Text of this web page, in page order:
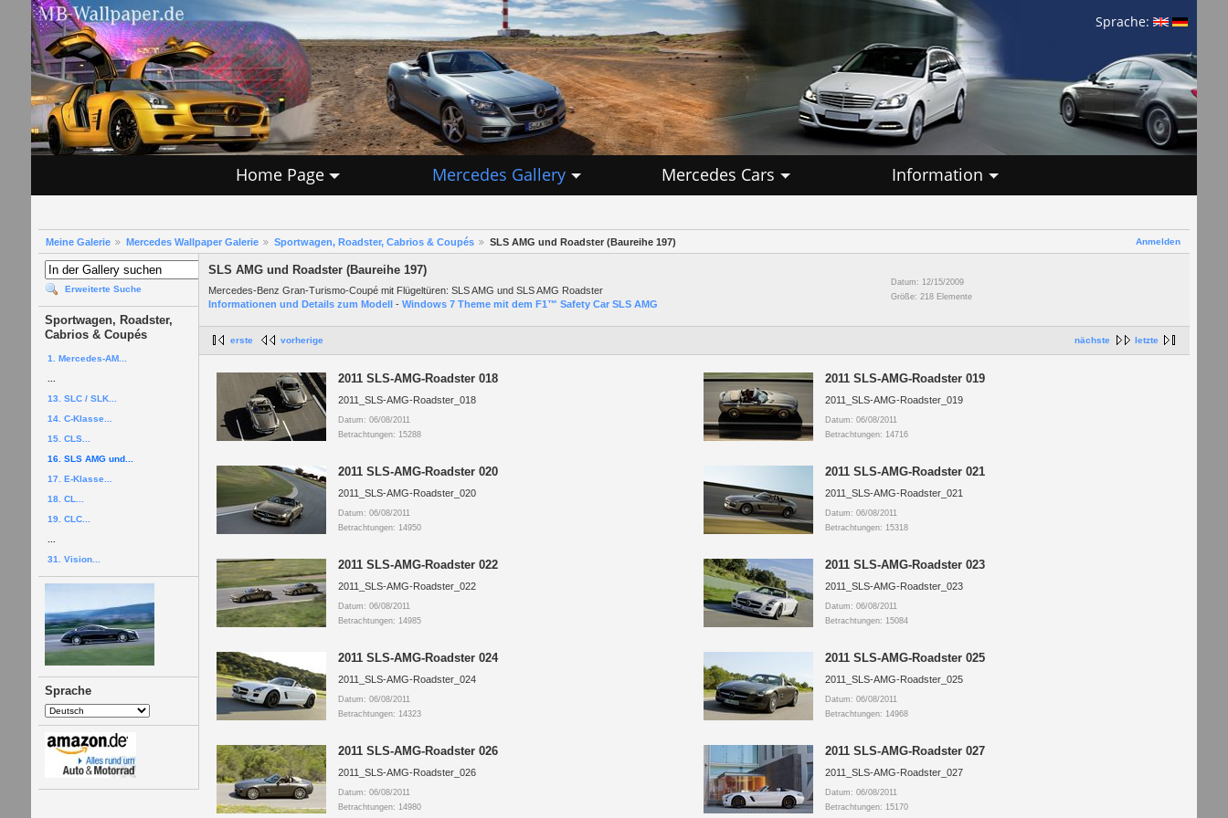
Sprache:
Home Page Mercedes Gallery Mercedes Cars Information
Anmelden
Meine Galerie Mercedes Wallpaper Galerie Sportwagen, Roadster, Cabrios & Coupés SLS AMG und Roadster (Baureihe 197)
Erweiterte Suche
Sportwagen, Roadster,
Cabrios & Coupés
1. Mercedes-AM...
13. SLC / SLK...
14. C-Klasse...
15. CLS...
16. SLS AMG und...
17. E-Klasse...
18. CL...
19. CLC...
31. Vision...
Sprache
SLS AMG und Roadster (Baureihe 197)
Mercedes-Benz Gran-Turismo-Coupé mit Flügeltüren: SLS AMG und SLS AMG Roadster
Informationen und Details zum Modell- Windows 7 Theme mit dem F1™ Safety Car SLS AMG
Datum: 12/15/2009
Größe: 218 Elemente
nächste letzte
erste vorherige
2011 SLS-AMG-Roadster 018
2011_SLS-AMG-Roadster_018
Datum: 06/08/2011
Betrachtungen: 15288
2011 SLS-AMG-Roadster 019
2011_SLS-AMG-Roadster_019
Datum: 06/08/2011
Betrachtungen: 14716
2011 SLS-AMG-Roadster 020
2011_SLS-AMG-Roadster_020
Datum: 06/08/2011
Betrachtungen: 14950
2011 SLS-AMG-Roadster 021
2011_SLS-AMG-Roadster_021
Datum: 06/08/2011
Betrachtungen: 15318
2011 SLS-AMG-Roadster 022
2011_SLS-AMG-Roadster_022
Datum: 06/08/2011
Betrachtungen: 14985
2011 SLS-AMG-Roadster 023
2011_SLS-AMG-Roadster_023
Datum: 06/08/2011
Betrachtungen: 15084
2011 SLS-AMG-Roadster 024
2011_SLS-AMG-Roadster_024
Datum: 06/08/2011
Betrachtungen: 14323
2011 SLS-AMG-Roadster 025
2011_SLS-AMG-Roadster_025
Datum: 06/08/2011
Betrachtungen: 14968
2011 SLS-AMG-Roadster 026
2011_SLS-AMG-Roadster_026
Datum: 06/08/2011
Betrachtungen: 14980
2011 SLS-AMG-Roadster 027
2011_SLS-AMG-Roadster_027
Datum: 06/08/2011
Betrachtungen: 15170